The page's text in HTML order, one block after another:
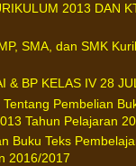
2013 DAN
SMA, dan SMK
& BP KELAS IV 28
Pembelian
Tahun Pelajaran
Buku Teks
2016/2017